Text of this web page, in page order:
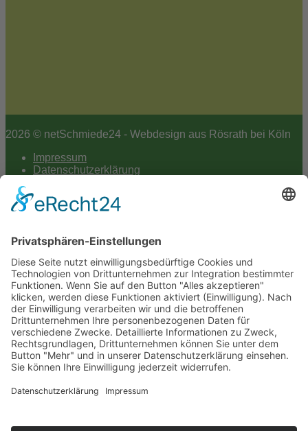
2026 © netSchmiede24 - Webdesign aus Rösrath bei Köln
Impressum
Datenschutzerklärung
Cookie-Einstellungen
to
top